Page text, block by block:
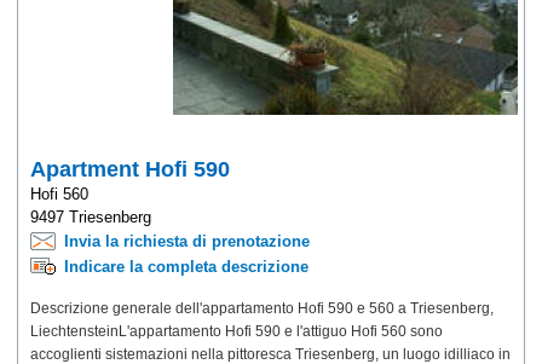
Apartment Hofi 590
Hofi 560
9497 Triesenberg
Invia la richiesta di prenotazione
Indicare la completa descrizione
Descrizione generale dell'appartamento Hofi 590 e 560 a Triesenberg,
LiechtensteinL'appartamento Hofi 590 e l'attiguo Hofi 560 sono
accoglienti sistemazioni nella pittoresca Triesenberg, un luogo idilliaco in